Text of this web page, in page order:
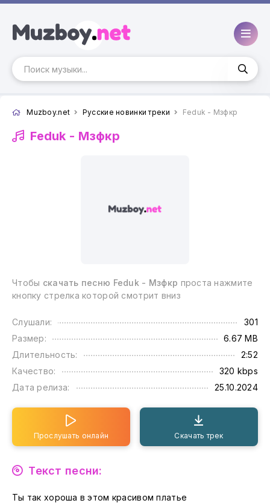
Muzboy.net Русские новинки треки Feduk - Мзфкр
Feduk - Мзфкр
Чтобы скачать песню Feduk - Мзфкр проста нажмите
кнопку стрелка которой смотрит вниз
Слушали:
301
Размер:
6.67 MB
Длительность:
2:52
Качество:
320 kbps
Дата релиза:
25.10.2024
Прослушать онлайн Скачать трек
Текст песни:
Ты так хороша в этом красивом платье